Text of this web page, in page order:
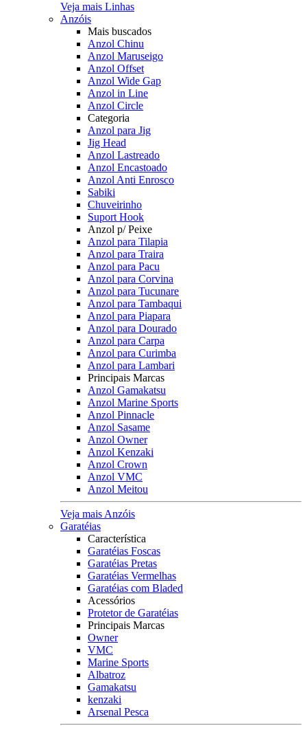
Veja mais Linhas
Anzóis
Mais buscados
Anzol Chinu
Anzol Maruseigo
Anzol Offset
Anzol Wide Gap
Anzol in Line
Anzol Circle
Categoria
Anzol para Jig
Jig Head
Anzol Lastreado
Anzol Encastoado
Anzol Anti Enrosco
Sabiki
Chuveirinho
Suport Hook
Anzol p/ Peixe
Anzol para Tilapia
Anzol para Traira
Anzol para Pacu
Anzol para Corvina
Anzol para Tucunare
Anzol para Tambaqui
Anzol para Piapara
Anzol para Dourado
Anzol para Carpa
Anzol para Curimba
Anzol para Lambari
Principais Marcas
Anzol Gamakatsu
Anzol Marine Sports
Anzol Pinnacle
Anzol Sasame
Anzol Owner
Anzol Kenzaki
Anzol Crown
Anzol VMC
Anzol Meitou
Veja mais Anzóis
Garatéias
Característica
Garatéias Foscas
Garatéias Pretas
Garatéias Vermelhas
Garatéias com Bladed
Acessórios
Protetor de Garatéias
Principais Marcas
Owner
VMC
Marine Sports
Albatroz
Gamakatsu
kenzaki
Arsenal Pesca